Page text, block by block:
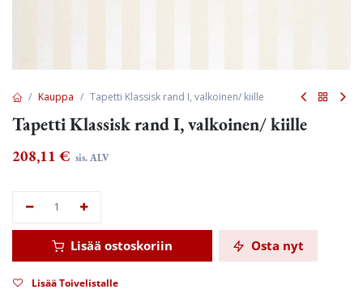
Kauppa Tapetti Klassisk rand I, valkoinen/ kiille
Tapetti Klassisk rand I, valkoinen/ kiille
208,11 € sis. ALV
Lisää ostoskoriin Osta nyt
Lisää Toivelistalle